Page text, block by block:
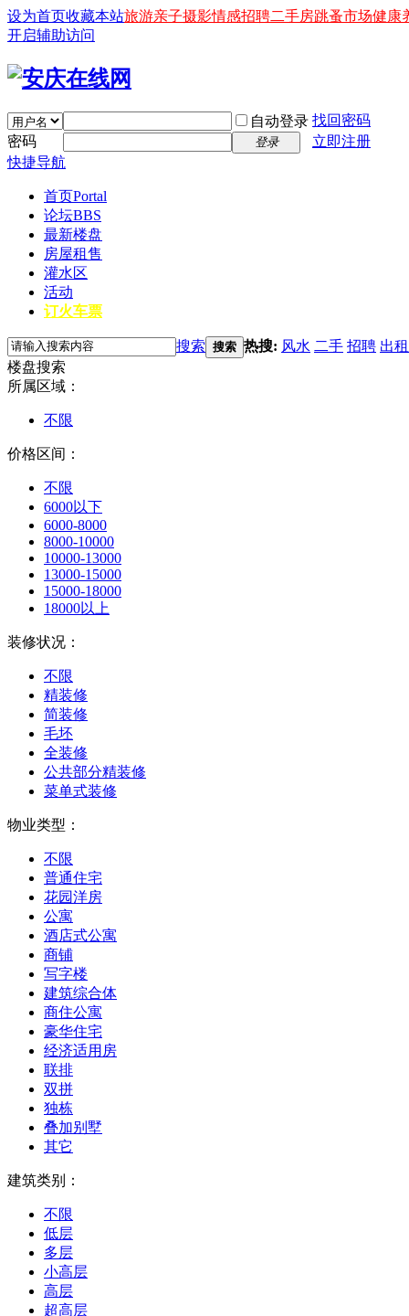
设为首页收藏本站旅游亲子摄影情感招聘二手房跳蚤市场健康
开启辅助访问
自动登录 找回密码
密码
登录
立即注册
快捷导航
首页Portal
论坛BBS
最新楼盘
房屋租售
灌水区
活动
订火车票
搜索 搜索 热搜: 风水 二手 招聘 出租
楼盘搜索
所属区域：
不限
价格区间：
不限
6000以下
6000-8000
8000-10000
10000-13000
13000-15000
15000-18000
18000以上
装修状况：
不限
精装修
简装修
毛坯
全装修
公共部分精装修
菜单式装修
物业类型：
不限
普通住宅
花园洋房
公寓
酒店式公寓
商铺
写字楼
建筑综合体
商住公寓
豪华住宅
经济适用房
联排
双拼
独栋
叠加别墅
其它
建筑类别：
不限
低层
多层
小高层
高层
超高层